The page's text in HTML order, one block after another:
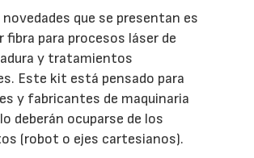
novedades que se presentan es
fibra para procesos láser de
y tratamientos
Este kit está pensado para
y fabricantes de maquinaria
deberán ocuparse de los
(robot o ejes cartesianos).